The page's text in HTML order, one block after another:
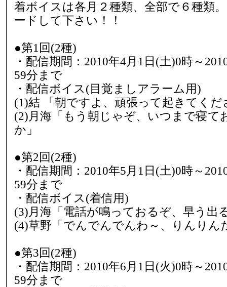
着ボイスは各月２種類、全部で６種類
ードして下さい！！
●第1回(2種)
・配信期間：2010年4月1日(土)0時～
59分まで
・配信ボイス(目覚ましアラーム用)
(1)結 「朝ですよ、頑張って起きてくだ
(2)月海「もう朝じゃぞ、いつまで寝て
か」
●第2回(2種)
・配信期間：2010年5月1日(土)0時～
59分まで
・配信ボイス(着信用)
(3)月海「電話が鳴っておるぞ、早う出
(4)草野「でんでんでんわ～、りんり
●第3回(2種)
・配信期間：2010年6月1日(火)0時～
59分まで